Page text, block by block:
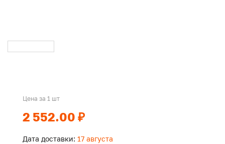
Цена за 1 шт
2 552.00 ₽
Дата доставки: 17 августа